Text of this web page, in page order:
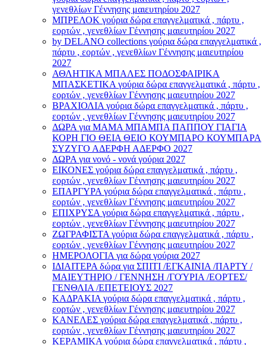
γενεθλίων Γέννησης μαιευτηρίου 2027
ΜΠΡΕΛΟΚ γούρια δώρα επαγγελματικά , πάρτυ ,
εορτών , γενεθλίων Γέννησης μαιευτηρίου 2027
by DELANO collections γούρια δώρα επαγγελματικά ,
πάρτυ , εορτών , γενεθλίων Γέννησης μαιευτηρίου
2027
ΑΘΛΗΤΙΚΑ ΜΠΑΛΕΣ ΠΟΔΟΣΦΑΙΡΙΚΑ
ΜΠΑΣΚΕΤΙΚΑ γούρια δώρα επαγγελματικά , πάρτυ ,
εορτών , γενεθλίων Γέννησης μαιευτηρίου 2027
ΒΡΑΧΙΟΛΙA γούρια δώρα επαγγελματικά , πάρτυ ,
εορτών , γενεθλίων Γέννησης μαιευτηρίου 2027
ΔΩΡΑ για ΜΑΜΑ ΜΠΑΜΠΑ ΠΑΠΠΟΥ ΓΙΑΓΙΑ
ΚΟΡΗ ΓΙΟ ΘΕΙΑ ΘΕΙΟ ΚΟΥΜΠΑΡΟ ΚΟΥΜΠΑΡΑ
ΣΥΖΥΓΟ ΑΔΕΡΦΗ ΑΔΕΡΦΟ 2027
ΔΩΡΑ για νονό - νονά γούρια 2027
ΕΙΚΟΝΕΣ γούρια δώρα επαγγελματικά , πάρτυ ,
εορτών , γενεθλίων Γέννησης μαιευτηρίου 2027
ΕΠΑΡΓΥΡΑ γούρια δώρα επαγγελματικά , πάρτυ ,
εορτών , γενεθλίων Γέννησης μαιευτηρίου 2027
ΕΠΙΧΡΥΣΑ γούρια δώρα επαγγελματικά , πάρτυ ,
εορτών , γενεθλίων Γέννησης μαιευτηρίου 2027
ΖΩΓΡΑΦΙΣΤΑ γούρια δώρα επαγγελματικά , πάρτυ ,
εορτών , γενεθλίων Γέννησης μαιευτηρίου 2027
ΗΜΕΡΟΛΟΓΙΑ για δώρα γούρια 2027
ΙΔΙΑΙΤΕΡΑ δώρα για ΣΠΙΤΙ /ΕΓΚΑΙΝΙΑ /ΠΑΡΤΥ /
ΜΑΙΕΥΤΗΡΙΟ / ΓΕΝΝΗΣΗ /ΓΟΎΡΙΑ /ΕΟΡΤΕΣ/
ΓΕΝΘΛΙΑ /ΕΠΕΤΕΙΟΥΣ 2027
ΚΑΔΡΑΚΙΑ γούρια δώρα επαγγελματικά , πάρτυ ,
εορτών , γενεθλίων Γέννησης μαιευτηρίου 2027
ΚΑΝΕΛΕΣ γούρια δώρα επαγγελματικά , πάρτυ ,
εορτών , γενεθλίων Γέννησης μαιευτηρίου 2027
ΚΕΡΑΜΙΚΑ γούρια δώρα επαγγελματικά , πάρτυ ,